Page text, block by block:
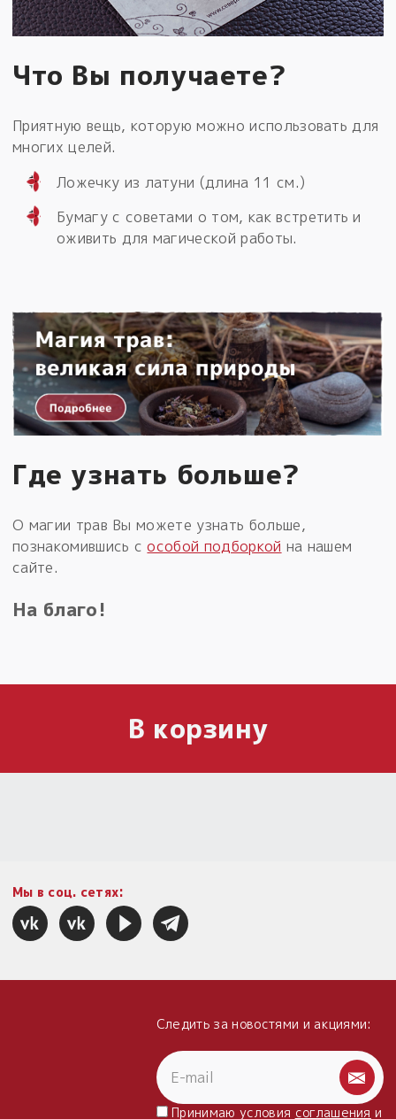
Что Вы получаете?
Приятную вещь, которую можно использовать для
многих целей.
Ложечку из латуни (длина 11 см.)
Бумагу с советами о том, как встретить и
оживить для магической работы.
Где узнать больше?
О магии трав Вы можете узнать больше,
познакомившись сособой подборкой на нашем
сайте.
На благо!
В корзину
Мы в соц. сетях:
Следить за новостями и акциями:
Принимаю условия соглашения и